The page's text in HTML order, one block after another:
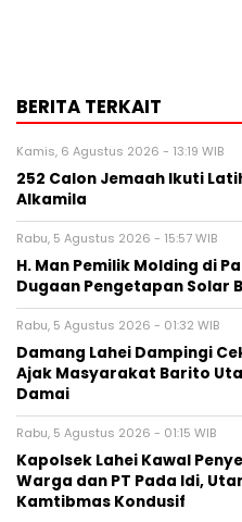
BERITA TERKAIT
Kamis, 6 Agustus 2026 - 13:19 WIB
252 Calon Jemaah Ikuti
Alkamila
Rabu, 5 Agustus 2026 - 15:57 WIB
H. Man Pemilik Molding di
Dugaan Pengetapan Solar
Rabu, 5 Agustus 2026 - 01:32 WIB
Damang Lahei Dampingi
Ajak Masyarakat Barito
Damai
Rabu, 5 Agustus 2026 - 01:15 WIB
Kapolsek Lahei Kawal
Warga dan PT Pada Idi,
Kamtibmas Kondusif